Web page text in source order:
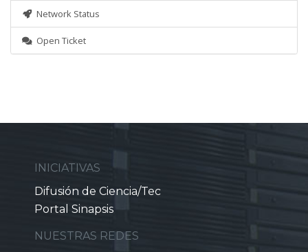
Network Status
Open Ticket
INICIATIVAS
Difusión de Ciencia/Tec
Portal Sinapsis
NUESTRAS REDES